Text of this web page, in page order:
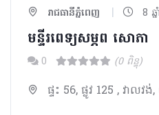
រាជធានីភ្នំពេញ | 8 ឆ្
មន្ទីរពេទ្យសម្ភព សោភា
0 (0 ពិន្ទុ)
ផ្ទះ 56, ផ្លូវ 125 , វាលវ